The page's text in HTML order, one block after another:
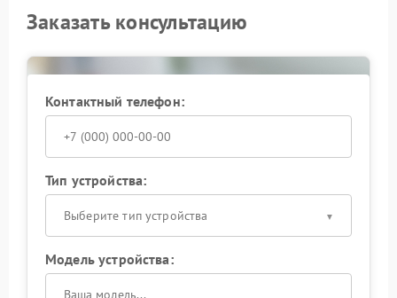
Заказать консультацию
Контактный телефон:
Тип устройства:
Выберите тип устройства
Модель устройства: